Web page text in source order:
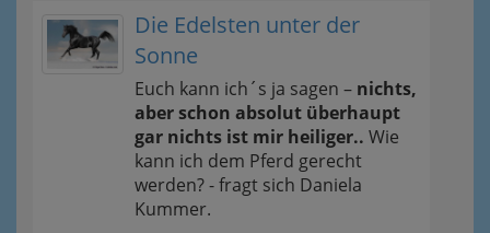
Die Edelsten unter der
Sonne
Euch kann ich´s ja sagen – nichts,
aber schon absolut überhaupt
gar nichts ist mir heiliger.. Wie
kann ich dem Pferd gerecht
werden? - fragt sich Daniela
Kummer.